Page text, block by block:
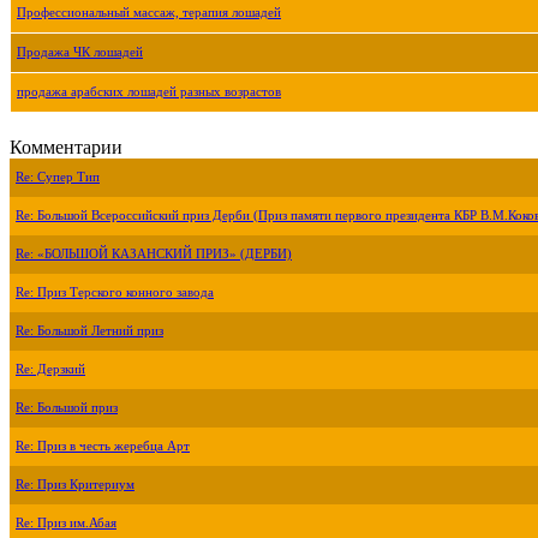
Профессиональный массаж, терапия лошадей
Продажа ЧК лошадей
продажа арабских лошадей разных возрастов
Комментарии
Re: Супер Тип
Re: Большой Всероссийский приз Дерби (Приз памяти первого президента КБР
Re: «БОЛЬШОЙ КАЗАНСКИЙ ПРИЗ» (ДЕРБИ)
Re: Приз Терского конного завода
Re: Большой Летний приз
Re: Дерзкий
Re: Большой приз
Re: Приз в честь жеребца Арт
Re: Приз Критериум
Re: Приз им.Абая